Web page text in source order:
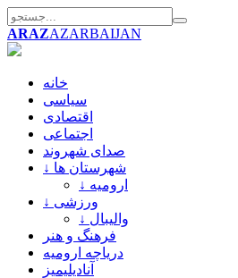
ARAZAZARBAIJAN
خانه
سیاسی
اقتصادی
اجتماعی
صدای شهروند
↓ شهرستان ها
↓ ارومیه
↓ ورزشی
↓ والیبال
فرهنگ و هنر
دریاچه ارومیه
آنادیلیمیز